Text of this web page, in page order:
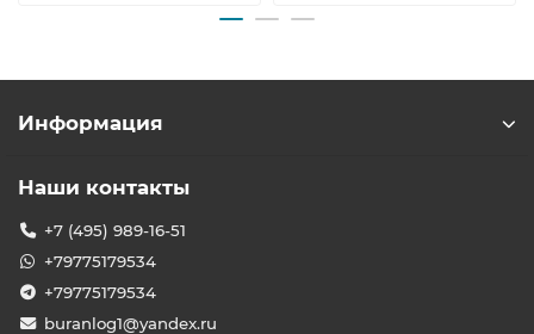
Информация
Наши контакты
+7 (495) 989-16-51
+79775179534
+79775179534
buranlog1@yandex.ru